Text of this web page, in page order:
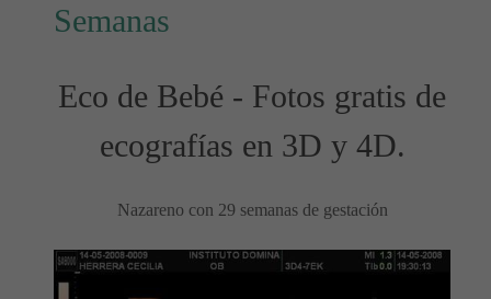
Semanas
Eco de Bebé - Fotos gratis de
ecografías en 3D y 4D.
Nazareno con 29 semanas de gestación